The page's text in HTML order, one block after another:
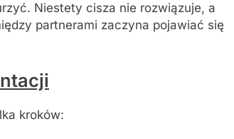
Niestety cisza nie rozwiązuje, a
partnerami zaczyna pojawiać się
kroków: